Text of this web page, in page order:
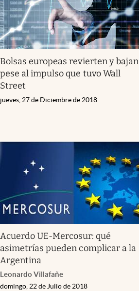
Bolsas europeas revierten y bajan
pese al impulso que tuvo Wall
Street
jueves, 27 de Diciembre de 2018
Acuerdo UE-Mercosur: qué
asimetrías pueden complicar a la
Argentina
Leonardo Villafañe
domingo, 22 de Julio de 2018